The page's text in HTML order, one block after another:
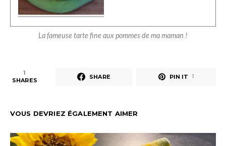
La fameuse tarte fine aux pommes de ma maman !
1
SHARES SHARE PIN IT 1
VOUS DEVRIEZ ÉGALEMENT AIMER